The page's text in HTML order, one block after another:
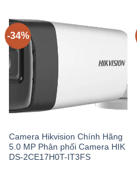
-34%
Camera Hikvision Chính Hãng
5.0 MP Phân phối Camera HIK
DS-2CE17H0T-IT3FS